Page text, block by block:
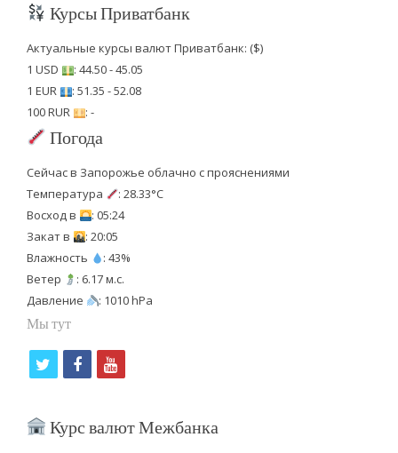
Курсы Приватбанк
Актуальные курсы валют Приватбанк: ($)
1 USD
: 44.50 - 45.05
1 EUR
: 51.35 - 52.08
100 RUR
: -
Погода
Сейчас в Запорожье облачно с прояснениями
Температура
: 28.33°C
Восход в
: 05:24
Закат в
: 20:05
Влажность
: 43%
Ветер
: 6.17 м.с.
Давление
: 1010 hPa
Мы тут
i
f
c
y
u
Курс валют Межбанка